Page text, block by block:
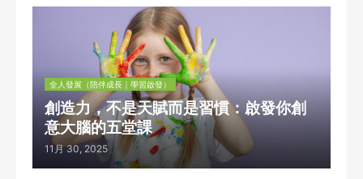
全人發展（陪伴成長｜學習啟發）
創造力，不是天賦而是習慣：啟發你創
意大腦的五堂課
11月 30, 2025